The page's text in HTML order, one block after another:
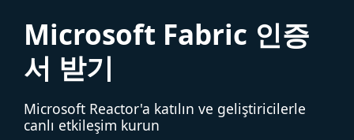
Microsoft Fabric 인증
서 받기
Microsoft Reactor'a katılın ve geliştiricilerle
canlı etkileşim kurun